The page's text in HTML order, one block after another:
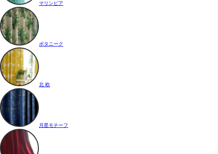
マリンピア
ボタニーク
北 欧
月星モチーフ